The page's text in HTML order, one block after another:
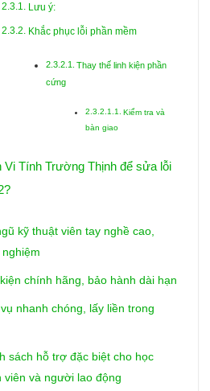
Lưu ý:
Khắc phục lỗi phần mềm
Thay thế linh kiện phần
cứng
Kiểm tra và
bàn giao
Vi Tính Trường Thịnh để sửa lỗi
kỹ thuật viên tay nghề cao,
kiện chính hãng, bảo hành dài hạn
nhanh chóng, lấy liền trong
sách hỗ trợ đặc biệt cho học
viên và người lao động